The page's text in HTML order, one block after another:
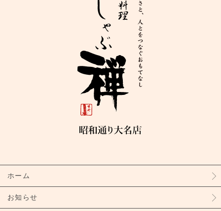
ホーム
お知らせ